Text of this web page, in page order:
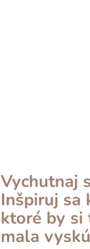
Vychutnaj
Inšpiruj sa
ktoré by si
mala